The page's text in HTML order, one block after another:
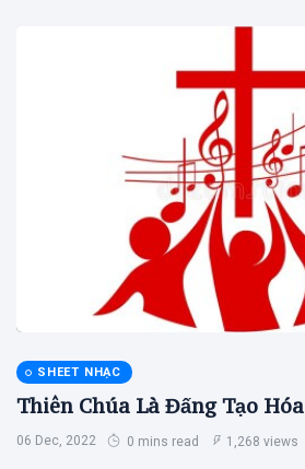
SHEET NHẠC
Thiên Chúa Là Đấng Tạo Hóa
06 Dec, 2022 0 mins read 1,268 views